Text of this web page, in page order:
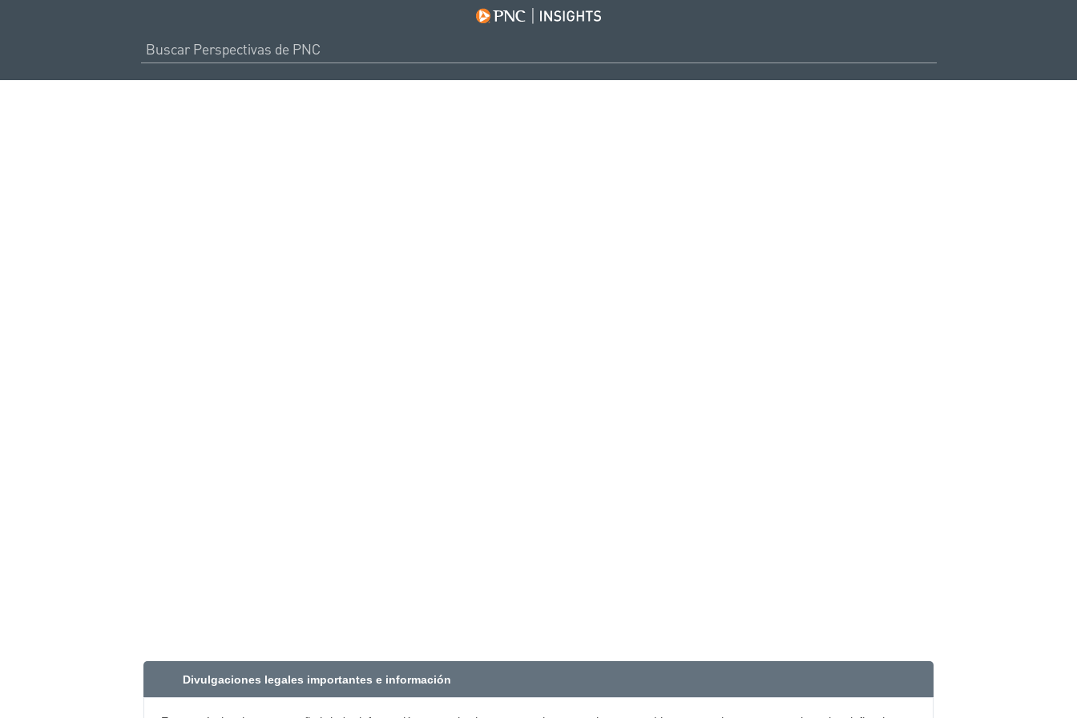
Divulgaciones legales importantes e información